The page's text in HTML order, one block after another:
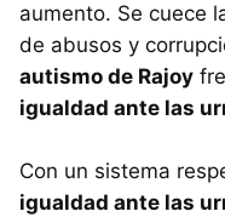
aumento. Se cuece
de abusos y
autismo de Rajoy
igualdad ante las
Con un sistema
igualdad ante las